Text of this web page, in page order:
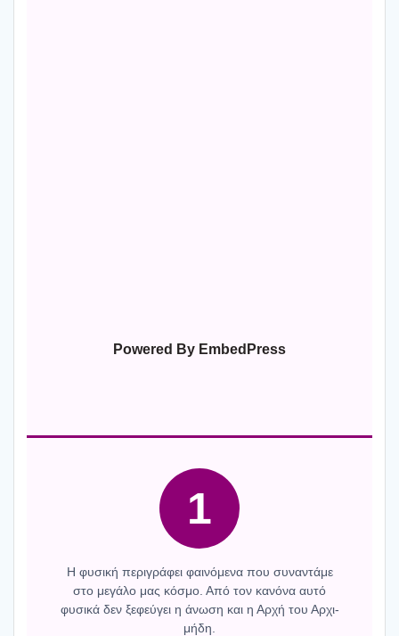
Powered By EmbedPress
1
Η φυσι­κή περι­γρά­φει φαι­νό­με­να που συνα­ντά­με
στο μεγά­λο μας κόσμο. Από τον κανό­να αυτό
φυσι­κά δεν ξεφεύ­γει η άνω­ση και η Αρχή του Αρχι­
μή­δη.